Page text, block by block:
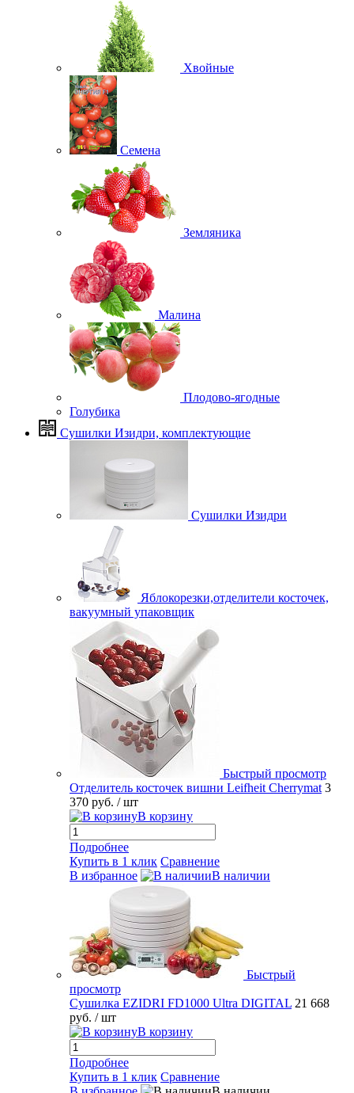
Хвойные
Семена
Земляника
Малина
Плодово-ягодные
Голубика
Сушилки Изидри, комплектующие
Сушилки Изидри
Яблокорезки,отделители косточек,
вакуумный упаковщик
Быстрый просмотр
Отделитель косточек вишни Leifheit Cherrymat 3
370 руб. / шт
В корзину
Подробнее
Купить в 1 клик Сравнение
В избранное
В наличии
Быстрый
просмотр
Сушилка EZIDRI FD1000 Ultra DIGITAL 21 668
руб. / шт
В корзину
Подробнее
Купить в 1 клик Сравнение